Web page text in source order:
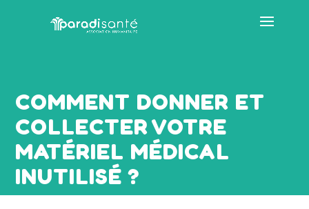
COMMENT DONNER ET
COLLECTER VOTRE
MATÉRIEL MÉDICAL
INUTILISÉ ?